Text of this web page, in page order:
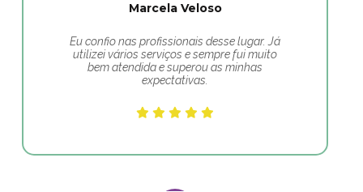
Marcela Veloso
Eu confio nas profissionais desse lugar. Já
utilizei vários serviços e sempre fui muito
bem atendida e superou as minhas
expectativas.